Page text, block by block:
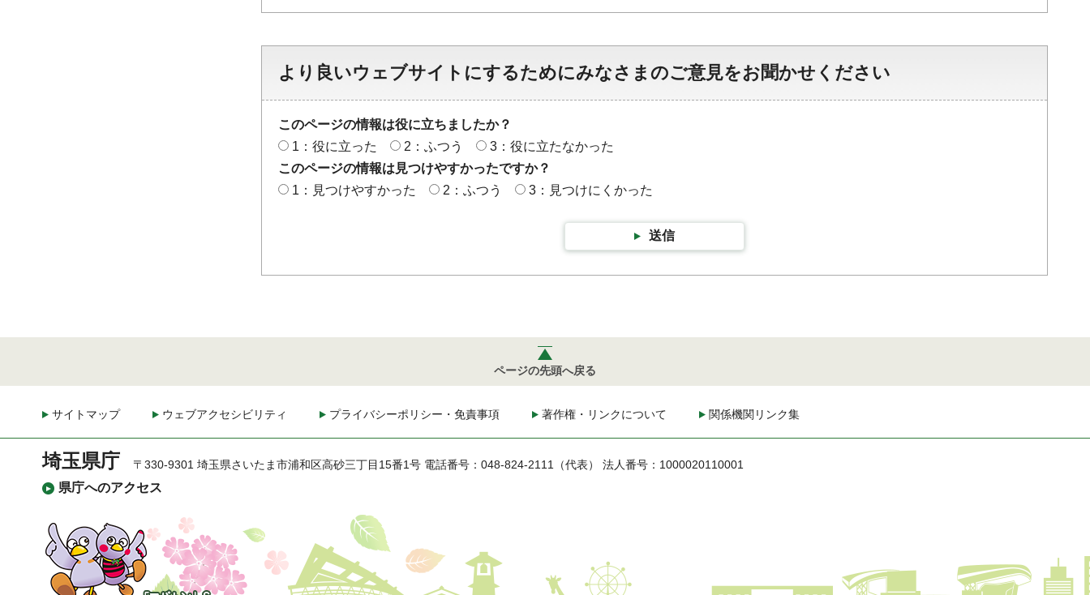
より良いウェブサイトにするためにみなさまのご意見をお聞かせください
このページの情報は役に立ちましたか？
1：役に立った
2：ふつう
3：役に立たなかった
このページの情報は見つけやすかったですか？
1：見つけやすかった
2：ふつう 3：見つけにくかった
送信
ページの先頭へ戻る
サイトマップ ウェブアクセシビリティ プライバシーポリシー・免責事項 著作権・リンクについて 関係機関リンク集
埼玉県庁
県庁へのアクセス
〒330-9301 埼玉県さいたま市浦和区高砂三丁目15番1号 電話番号：048-824-2111（代表） 法人番号：1000020110001